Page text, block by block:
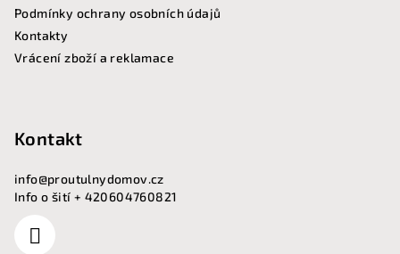
Podmínky ochrany osobních údajů
Kontakty
Vrácení zboží a reklamace
Kontakt
info@proutulnydomov.cz
Info o šití + 420604760821